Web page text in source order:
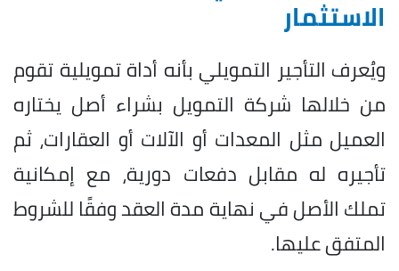
الاستثمار
ويُعرف التأجير التمويلي بأنه أداة تمويلية تقوم
من خلالها شركة التمويل بشراء أصل يختاره
العميل مثل المعدات أو الآلات أو العقارات، ثم
تأجيره له مقابل دفعات دورية، مع إمكانية
تملك الأصل في نهاية مدة العقد وفقًا للشروط
المتفق عليها.